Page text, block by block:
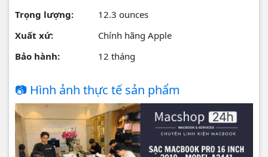
Trọng lượng:
12.3 ounces
Xuất xứ:
Chính hãng Apple
Bảo hành:
12 tháng
📷 Hình ảnh thực tế sản phẩm